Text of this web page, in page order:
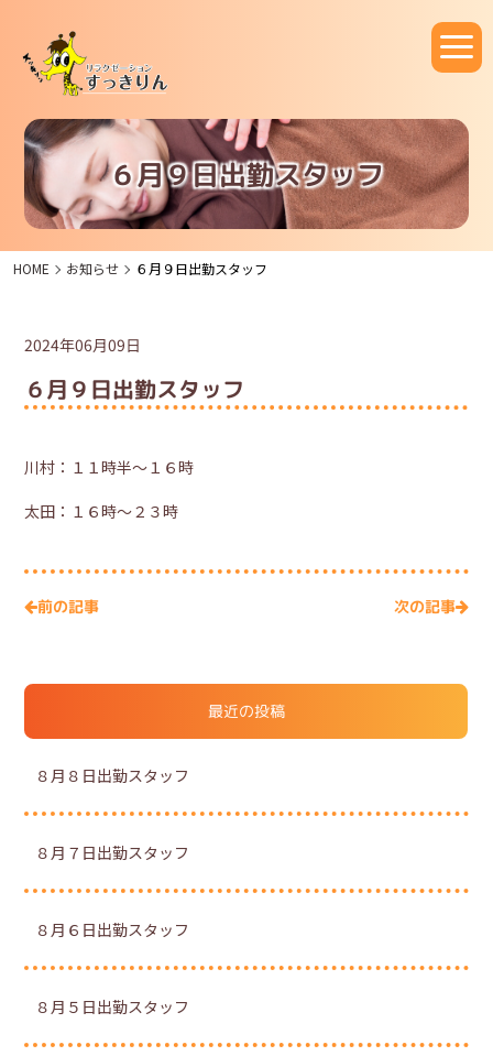
６月９日出勤スタッフ
HOME お知らせ ６月９日出勤スタッフ
2024年06月09日
６月９日出勤スタッフ
川村：１１時半～１６時
太田：１６時～２３時
前の記事 次の記事
最近の投稿
８月８日出勤スタッフ
８月７日出勤スタッフ
８月６日出勤スタッフ
８月５日出勤スタッフ